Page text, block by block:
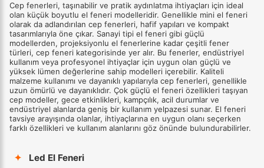
Cep fenerleri, taşınabilir ve pratik aydınlatma ihtiyaçları için ideal
olan küçük boyutlu el feneri modelleridir. Genellikle mini el feneri
olarak da adlandırılan cep fenerleri, hafif yapıları ve kompakt
tasarımlarıyla öne çıkar. Sanayi tipi el feneri gibi güçlü
modellerden, projeksiyonlu el fenerlerine kadar çeşitli fener
türleri, cep feneri kategorisinde yer alır. Bu fenerler, endüstriyel
kullanım veya profesyonel ihtiyaçlar için uygun olan güçlü ve
yüksek lümen değerlerine sahip modelleri içerebilir. Kaliteli
malzeme kullanımı ve dayanıklı yapılarıyla cep fenerleri, genellikle
uzun ömürlü ve dayanıklıdır. Çok güçlü el feneri özellikleri taşıyan
cep modeller, gece etkinlikleri, kampçılık, acil durumlar ve
endüstriyel alanlarda geniş bir kullanım yelpazesi sunar. El feneri
tavsiye arayışında olanlar, ihtiyaçlarına en uygun olanı seçerken
farklı özellikleri ve kullanım alanlarını göz önünde bulundurabilirler.
✦ Led El Feneri